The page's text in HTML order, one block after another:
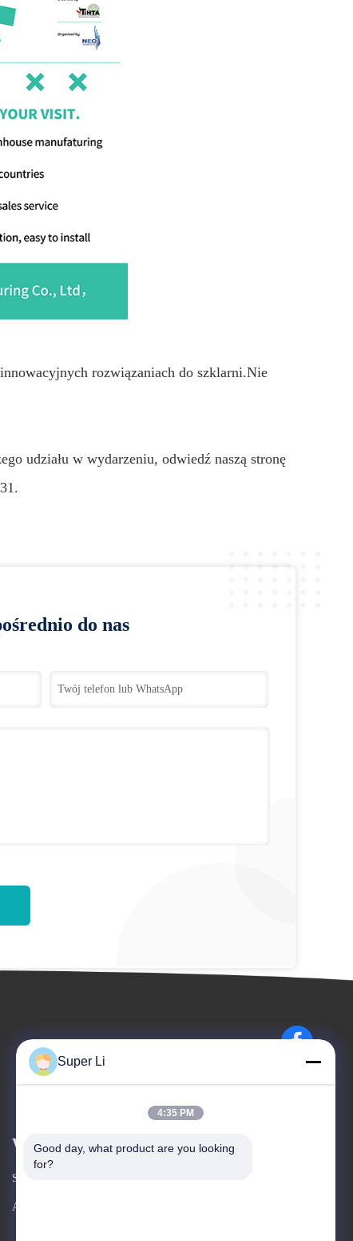
rozwiązaniach do szklarni.Nie
udziału w wydarzeniu, odwiedź naszą stronę
do nas
Wydarzenia
Sprawy
Aktualności
Poprosić o wycenę
Super Li
4:35 PM
Good day, what product are you looking
for?